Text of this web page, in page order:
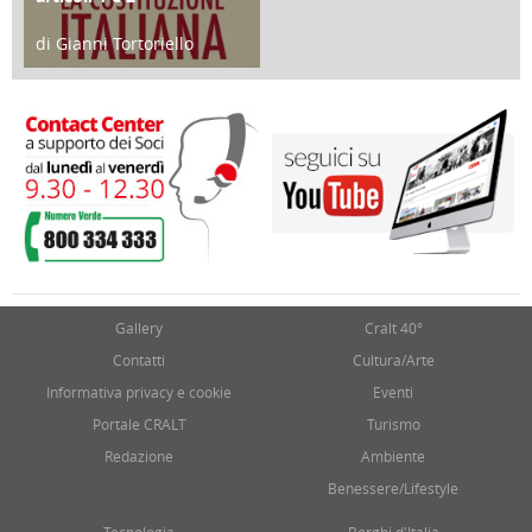
di Gianni Tortoriello
17 Marzo 2018
Gallery
Contatti
Informativa privacy e cookie
Portale CRALT
Redazione
Cralt 40°
Cultura/Arte
Eventi
Turismo
Ambiente
Benessere/Lifestyle